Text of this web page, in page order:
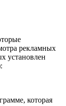
рекламных
установлен
которая